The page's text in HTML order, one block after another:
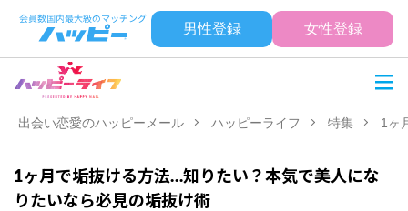
男性登録 女性登録
出会い恋愛のハッピーメール ハッピーライフ 特集 1ヶ
1ヶ月で垢抜ける方法…知りたい？本気で美人にな
りたいなら必見の垢抜け術